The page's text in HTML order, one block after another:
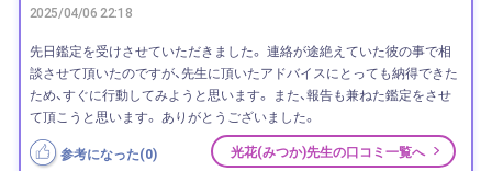
2025/04/06 22:18
先日鑑定を受けさせていただきました。 連絡が途絶えていた彼の事で相
談させて頂いたのですが、先生に頂いたアドバイスにとっても納得できた
ため、すぐに行動してみようと思います。 また、報告も兼ねた鑑定をさせ
て頂こうと思います。 ありがとうございました。
参考になった(0) 光花(みつか)先生の口コミ一覧へ